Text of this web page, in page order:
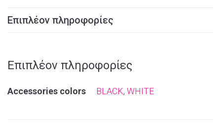
Επιπλέον πληροφορίες
Επιπλέον πληροφορίες
Αccessories colors BLACK, WHITE